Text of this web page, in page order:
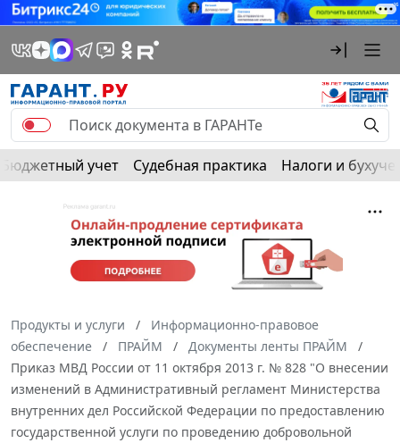
Бюджетный учет Судебная практика Налоги и
Продукты и услуги
Информационно-правовое
обеспечение
ПРАЙМ
Документы ленты ПРАЙМ
Приказ МВД России от 11 октября 2013 г. № 828 "О внесении
изменений в Административный регламент Министерства
внутренних дел Российской Федерации по предоставлению
государственной услуги по проведению добровольной